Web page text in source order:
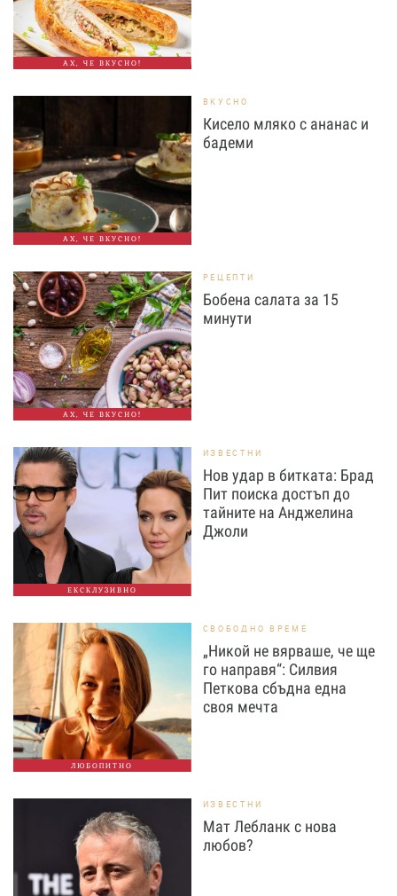
АХ, ЧЕ ВКУСНО!
АХ, ЧЕ ВКУСНО!
ВКУСНО
Кисело мляко с ананас и
бадеми
АХ, ЧЕ ВКУСНО!
РЕЦЕПТИ
Бобена салата за 15
минути
ЕКСКЛУЗИВНО
ИЗВЕСТНИ
Нов удар в битката: Брад
Пит поиска достъп до
тайните на Анджелина
Джоли
ЛЮБОПИТНО
СВОБОДНО ВРЕМЕ
„Никой не вярваше, че ще
го направя“: Силвия
Петкова сбъдна една
своя мечта
ИЗВЕСТНИ
Мат Лебланк с нова
любов?